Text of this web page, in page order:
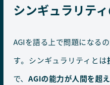
シンギュラリテ
AGIを語る上で問題になる
す。シンギュラリティとは
で、 AGIの能力が人間を超